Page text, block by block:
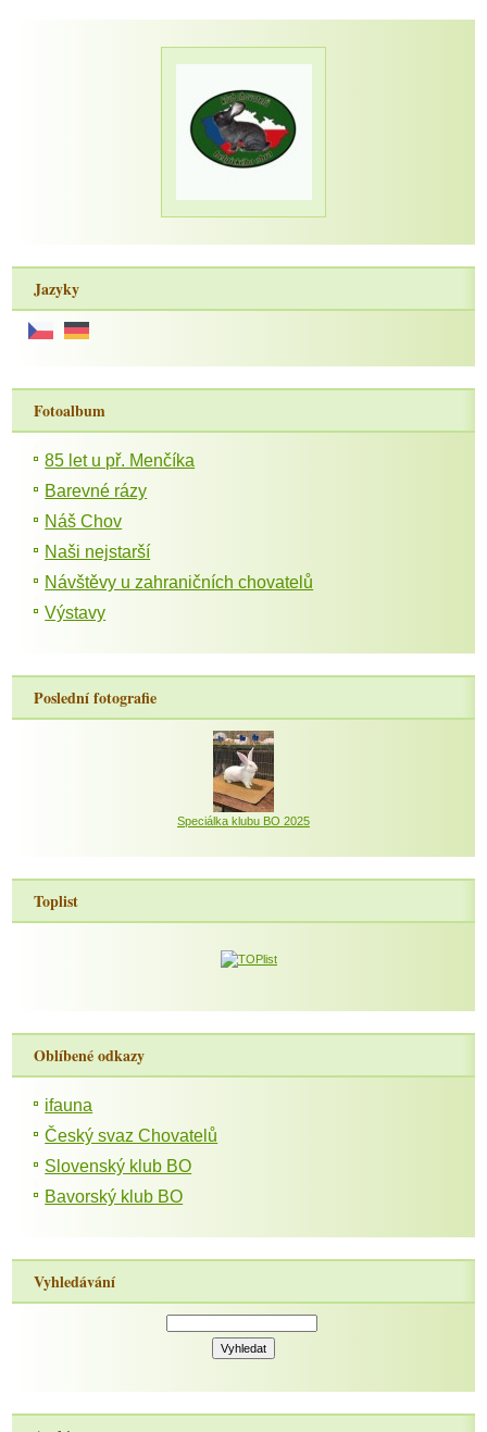
Jazyky
Fotoalbum
85 let u př. Menčíka
Barevné rázy
Náš Chov
Naši nejstarší
Návštěvy u zahraničních chovatelů
Výstavy
Poslední fotografie
Speciálka klubu BO 2025
Toplist
Oblíbené odkazy
ifauna
Český svaz Chovatelů
Slovenský klub BO
Bavorský klub BO
Vyhledávání